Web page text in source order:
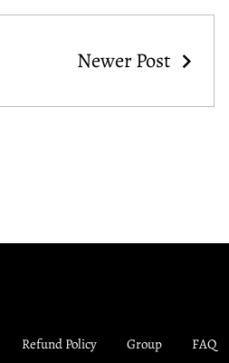
Newer Post
Refund Policy Group FAQ